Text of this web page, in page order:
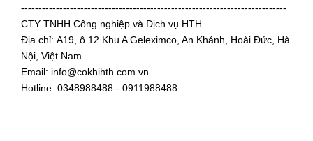
----------------------------------------------------------------------------
CTY TNHH Công nghiệp và Dịch vụ HTH
Địa chỉ: A19, ô 12 Khu A Geleximco, An Khánh, Hoài Đức, Hà
Nội, Việt Nam
Email: info@cokhihth.com.vn
Hotline: 0348988488 - 0911988488